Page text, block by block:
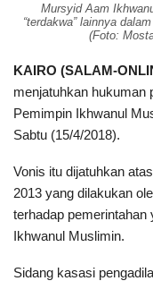
Mursyid Aam
“terdakwa” lainnya
(Foto:
KAIRO (SALAM-
menjatuhkan hukuman
Pemimpin Ikhwanul
Sabtu (15/4/2018).
Vonis itu dijatuhkan
2013 yang dilakukan
terhadap
Ikhwanul Muslimin.
Sidang kasasi